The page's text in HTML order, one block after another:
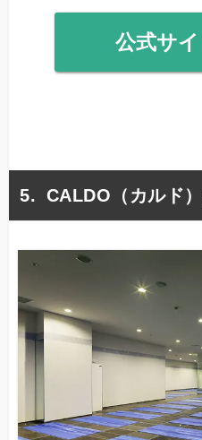
公式サ
CALDO（カルド